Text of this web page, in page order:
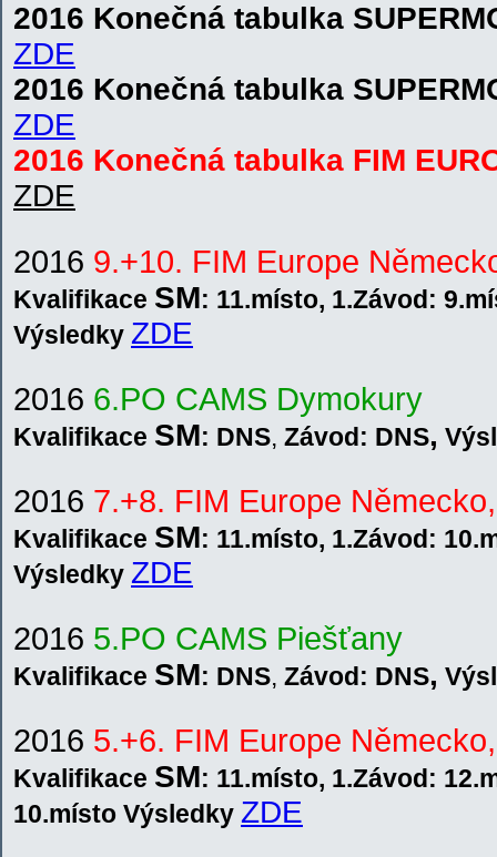
2016 Konečná tabulka
ZDE
2016 Konečná tabulka
ZDE
2016 Konečná tabulka FIM
ZDE
2016 9.+10. FIM Europe
Kvalifikace SM: 11.místo, 1.Závod:
Výsledky ZDE
2016 6.PO CAMS Dymokury
Kvalifikace SM: DNS, Závod: DNS, V
2016 7.+8. FIM Europe
Kvalifikace SM: 11.místo, 1.Závod:
Výsledky ZDE
2016 5.PO CAMS Piešťany
Kvalifikace SM: DNS, Závod: DNS, V
2016 5.+6. FIM Europe
Kvalifikace SM: 11.místo, 1.Závod:
10.místo Výsledky ZDE